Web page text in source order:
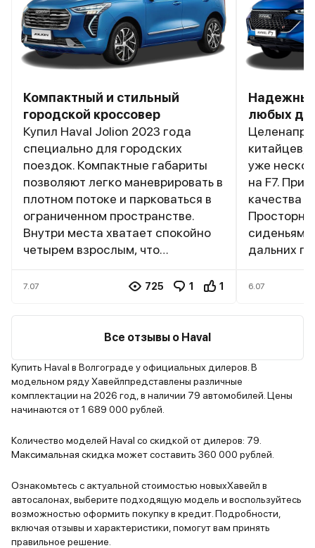
Компактный и стильный
городской кроссовер
Купил Haval Jolion 2023 года
специально для городских
поездок. Компактные габариты
позволяют легко маневрировать в
плотном потоке и парковаться в
ограниченном пространстве.
Внутри места хватает спокойно
четырем взрослым, что
автомобиля. Багажник не самый
нужд хватает — пакеты из
супермаркета и детская коляска
Двигатель 1.5 турбо достаточно
резвый, динамики хватает и для
города, и для трассы. Расход
топлива радует — около 7 литров
в смешанном цикле. Оснащение
богатое даже в базовой
контроль, мультимедиа с
сенсорным экраном и камера
заднего вида. Покупал в салоне,
менеджеры были нормальные, но
7.07 725 1 1
любых
китайцев,
уже
на F7.
качества
дальних
семейных
на любых
привод
графикой
За два
серьезных
6.07
Все отзывы о Haval
Купить Haval в Волгограде у официальных дилеров. В
модельном ряду Хавейлпредставлены различные
комплектации на 2026 год, в наличии 79 автомобилей. Цены
начинаются от 1 689 000 рублей.
Количество моделей Haval со скидкой от дилеров: 79.
Максимальная скидка может составить 360 000 рублей.
Ознакомьтесь с актуальной стоимостью новыхХавейл в
автосалонах, выберите подходящую модель и воспользуйтесь
возможностью оформить покупку в кредит. Подробности,
включая отзывы и характеристики, помогут вам принять
правильное решение.